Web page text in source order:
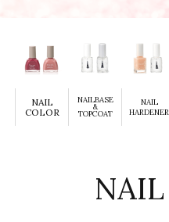
NAIL
COLOR
NAILBASE
&
TOPCOAT
NAIL
HARDENER